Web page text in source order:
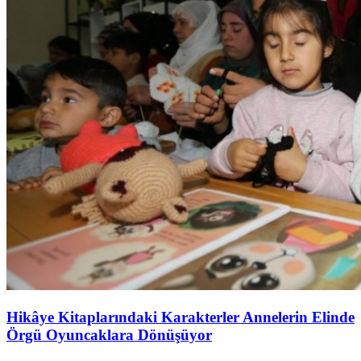
Hikâye Kitaplarındaki Karakterler Annelerin Elinde
Örgü Oyuncaklara Dönüşüyor